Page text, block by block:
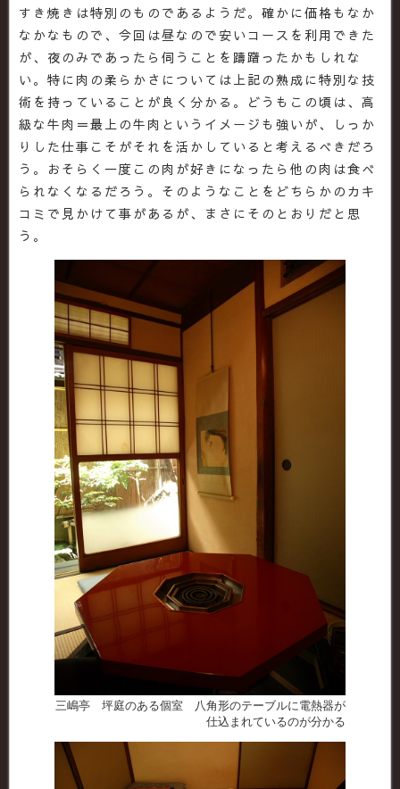
すき焼きは特別のものであるようだ。確かに価格もなか
なかなもので、今回は昼なので安いコースを利用できた
が、夜のみであったら伺うことを躊躇ったかもしれな
い。特に肉の柔らかさについては上記の熟成に特別な技
術を持っていることが良く分かる。どうもこの頃は、高
級な牛肉＝最上の牛肉というイメージも強いが、しっか
りした仕事こそがそれを活かしていると考えるべきだろ
う。おそらく一度この肉が好きになったら他の肉は食べ
られなくなるだろう。そのようなことをどちらかのカキ
コミで見かけて事があるが、まさにそのとおりだと思
う。
三嶋亭 坪庭のある個室 八角形のテーブルに電熱器が
仕込まれているのが分かる